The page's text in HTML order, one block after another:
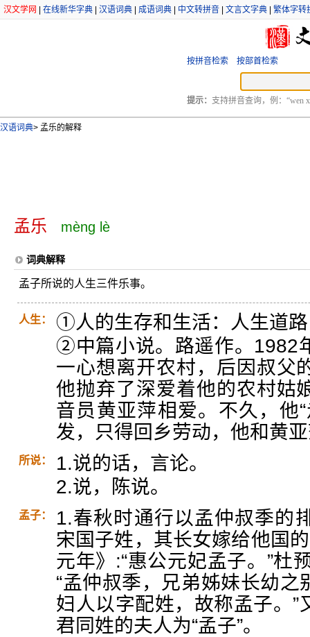
汉文学网 在线新华字典 汉语词典 成语词典 中文转拼音 文言文字典 繁体字转
按拼音检索 按部首检索
提示： 支持拼音查询，例：“wen
汉语词典> 孟乐的解释
孟乐 mèng lè
词典解释
孟子所说的人生三件乐事。
人生：
①人的生存和生活：人生道
②中篇小说。路遥作。1982
一心想离开农村，后因叔父
他抛弃了深爱着他的农村姑
音员黄亚萍相爱。不久，他
发，只得回乡劳动，他和黄
所说：
1.说的话，言论。
2.说，陈说。
孟子：
1.春秋时通行以孟仲叔季的
宋国子姓，其长女嫁给他国
元年》:“惠公元妃孟子。”杜
“孟仲叔季，兄弟姊妹长幼
妇人以字配姓，故称孟子。
君同姓的夫人为“孟子”。